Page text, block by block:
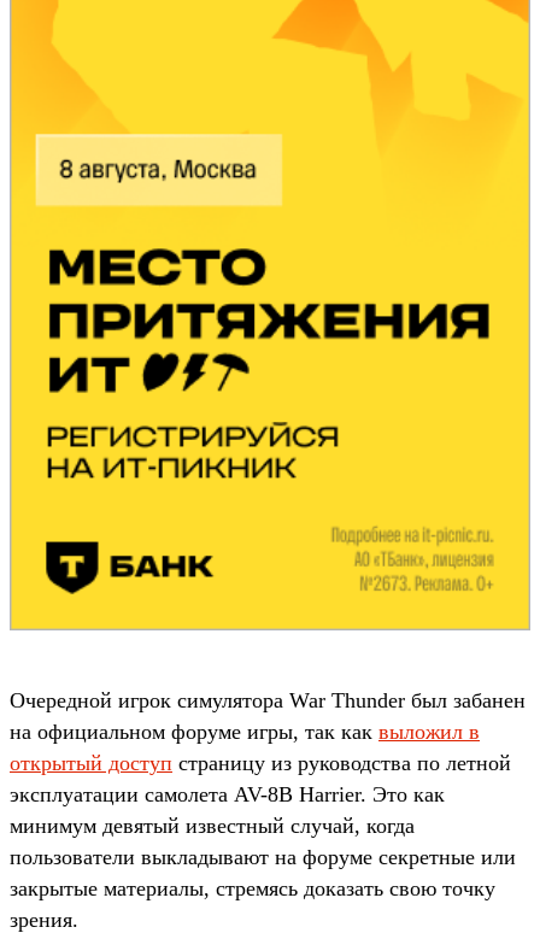
Очередной игрок симулятора War Thunder был забанен
на официальном форуме игры, так как выложил в
открытый доступ страницу из руководства по летной
эксплуатации самолета AV-8B Harrier. Это как
минимум девятый известный случай, когда
пользователи выкладывают на форуме секретные или
закрытые материалы, стремясь доказать свою точку
зрения.